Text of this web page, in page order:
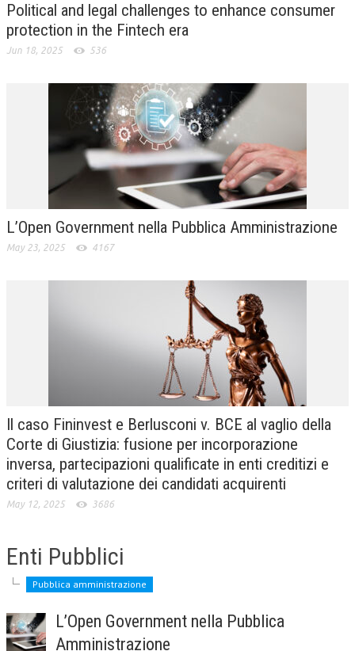
DIRITTO PENALE D’IMPRESA
DIRITTO DEL LAVORO
DIRITTO DEL WEB
DIRITTO DELLE IMPRESE IN CRISI
CRIMINOLOGIA E CRIMINALISTICA
SICUREZZA SUL LAVORO
DIRITTO TRIBUTARIO
PRASSI
AMMINISTRATIVA
TRIBUTARIA
COSTITUZIONALE
CIVILE
TRIBUTARIA
PENALE
Political and legal challenges to enhance consumer
protection in the Fintech era
Jun 18, 2025 536
L’Open Government nella Pubblica Amministrazione
May 23, 2025 4167
Il caso Fininvest e Berlusconi v. BCE al vaglio della
Corte di Giustizia: fusione per incorporazione
inversa, partecipazioni qualificate in enti creditizi e
criteri di valutazione dei candidati acquirenti
May 12, 2025 3686
Enti Pubblici
Pubblica amministrazione
L’Open Government nella Pubblica
Amministrazione